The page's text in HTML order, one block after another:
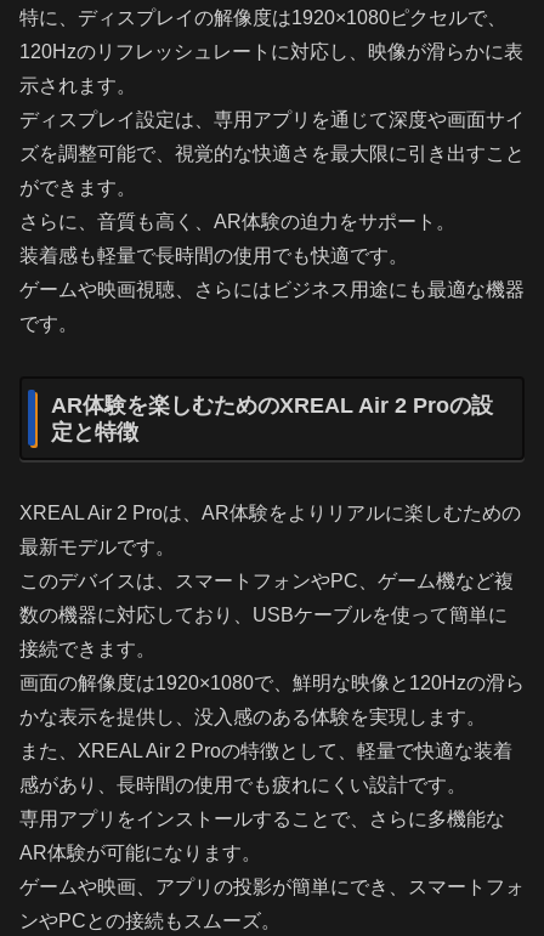
特に、ディスプレイの解像度は1920×1080ピクセルで、
120Hzのリフレッシュレートに対応し、映像が滑らかに表
示されます。
ディスプレイ設定は、専用アプリを通じて深度や画面サイ
ズを調整可能で、視覚的な快適さを最大限に引き出すこと
ができます。
さらに、音質も高く、AR体験の迫力をサポート。
装着感も軽量で長時間の使用でも快適です。
ゲームや映画視聴、さらにはビジネス用途にも最適な機器
です。
AR体験を楽しむためのXREAL Air 2 Proの設
定と特徴
XREAL Air 2 Proは、AR体験をよりリアルに楽しむための
最新モデルです。
このデバイスは、スマートフォンやPC、ゲーム機など複
数の機器に対応しており、USBケーブルを使って簡単に
接続できます。
画面の解像度は1920×1080で、鮮明な映像と120Hzの滑ら
かな表示を提供し、没入感のある体験を実現します。
また、XREAL Air 2 Proの特徴として、軽量で快適な装着
感があり、長時間の使用でも疲れにくい設計です。
専用アプリをインストールすることで、さらに多機能な
AR体験が可能になります。
ゲームや映画、アプリの投影が簡単にでき、スマートフォ
ンやPCとの接続もスムーズ。